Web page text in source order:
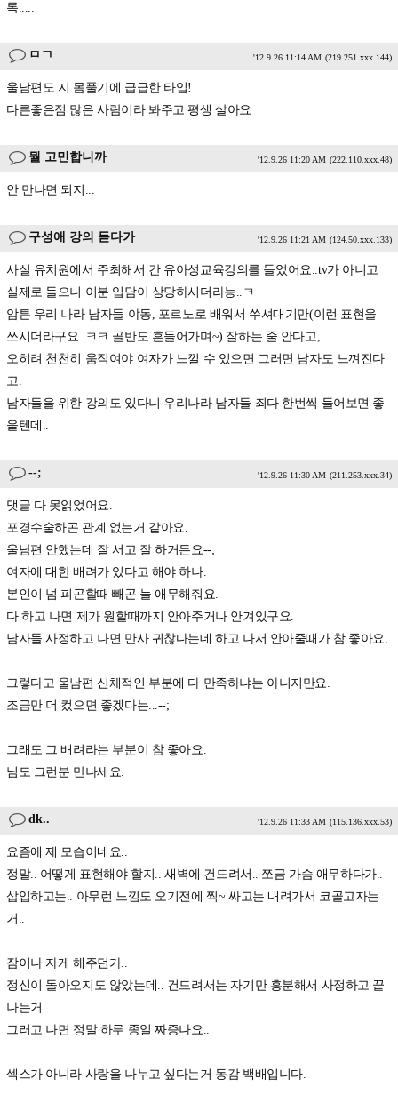
록.....
ㅁㄱ '12.9.26 11:14 AM (219.251.xxx.144)
울남편도 지 몸풀기에 급급한 타입!
다른좋은점 많은 사람이라 봐주고 평생 살아요
뭘 고민합니까 '12.9.26 11:20 AM (222.110.xxx.48)
안 만나면 되지...
구성애 강의 듣다가 '12.9.26 11:21 AM (124.50.xxx.133)
사실 유치원에서 주최해서 간 유아성교육강의를 들었어요..tv가 아니고
실제로 들으니 이분 입담이 상당하시더라능..ㅋ
암튼 우리 나라 남자들 야동, 포르노로 배워서 쑤셔대기만(이런 표현을
쓰시더라구요..ㅋㅋ 골반도 흔들어가며~) 잘하는 줄 안다고,.
오히려 천천히 움직여야 여자가 느낄 수 있으면 그러면 남자도 느껴진다
고.
남자들을 위한 강의도 있다니 우리나라 남자들 죄다 한번씩 들어보면 좋
을텐데..
--; '12.9.26 11:30 AM (211.253.xxx.34)
댓글 다 못읽었어요.
포경수술하곤 관계 없는거 같아요.
울남편 안했는데 잘 서고 잘 하거든요--;
여자에 대한 배려가 있다고 해야 하나.
본인이 넘 피곤할때 빼곤 늘 애무해줘요.
다 하고 나면 제가 원할때까지 안아주거나 안겨있구요.
남자들 사정하고 나면 만사 귀찮다는데 하고 나서 안아줄때가 참 좋아요.
그렇다고 울남편 신체적인 부분에 다 만족하냐는 아니지만요.
조금만 더 컸으면 좋겠다는...--;
그래도 그 배려라는 부분이 참 좋아요.
님도 그런분 만나세요.
dk.. '12.9.26 11:33 AM (115.136.xxx.53)
요즘에 제 모습이네요..
정말.. 어떻게 표현해야 할지.. 새벽에 건드려서.. 쪼금 가슴 애무하다가..
삽입하고는.. 아무런 느낌도 오기전에 찍~ 싸고는 내려가서 코골고자는
거..
잠이나 자게 해주던가..
정신이 돌아오지도 않았는데.. 건드려서는 자기만 흥분해서 사정하고 끝
나는거..
그러고 나면 정말 하루 종일 짜증나요..
섹스가 아니라 사랑을 나누고 싶다는거 동감 백배입니다.